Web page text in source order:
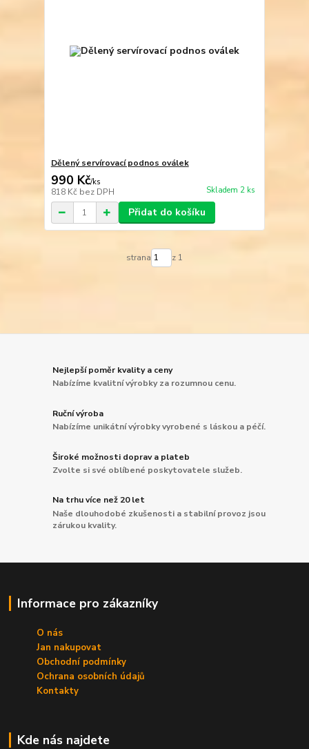
Dělený servírovací podnos oválek
990 Kč/ks
818 Kč bez DPH Skladem 2 ks
Přidat do košíku
strana z 1
Nejlepší poměr kvality a ceny
Nabízíme kvalitní výrobky za rozumnou cenu.
Ruční výroba
Nabízíme unikátní výrobky vyrobené s láskou a péčí.
Široké možnosti doprav a plateb
Zvolte si své oblíbené poskytovatele služeb.
Na trhu více než 20 let
Naše dlouhodobé zkušenosti a stabilní provoz jsou
zárukou kvality.
Informace pro zákazníky
O nás
Jan nakupovat
Obchodní podmínky
Ochrana osobních údajů
Kontakty
Kde nás najdete